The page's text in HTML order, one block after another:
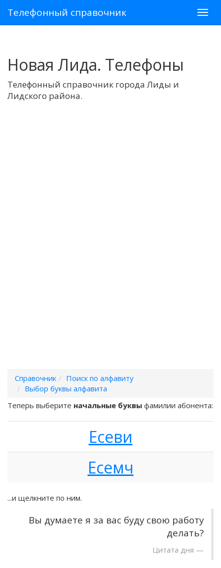
Телефонный справочник
Новая Лида. Телефоны
Телефонный справочник города Лиды и
Лидского района.
Справочник
Поиск по алфавиту
Выбор буквы алфавита
Теперь выберите начальные буквы фамилии абонента:
Есеви
Есемч
...и щелкните по ним.
Вы думаете я за вас буду свою работу
делать?
Цитата дня